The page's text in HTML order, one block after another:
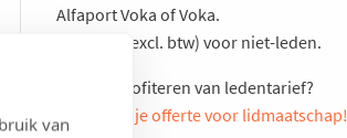
van
Alfaport Voka of Voka.
425 euro (excl. btw) voor niet-leden.
Meteen profiteren van ledentarief?
Vraag hier je offerte voor lidmaatschap!